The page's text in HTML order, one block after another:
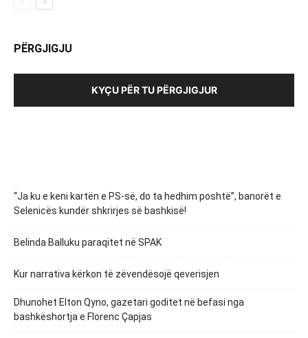
PËRGJIGJU
KYÇU PËR TU PËRGJIGJUR
“Ja ku e keni kartën e PS-së, do ta hedhim poshtë”, banorët e
Selenicës kundër shkrirjes së bashkisë!
Belinda Balluku paraqitet në SPAK
Kur narrativa kërkon të zëvendësojë qeverisjen
Dhunohet Elton Qyno, gazetari goditet në befasi nga
bashkëshortja e Florenc Çapjas